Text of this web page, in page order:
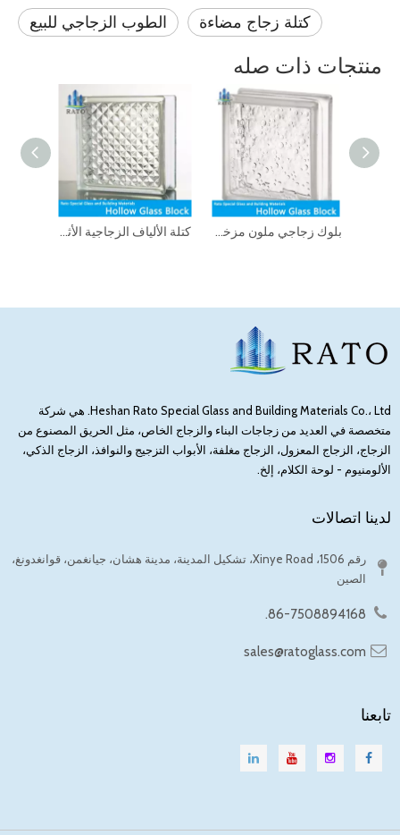
الطوب الزجاجي للبيع كتلة زجاج مضاءة
منتجات ذات صله
كتلة الألياف الزجاجية الأثاث الأنيق فعالة من حيث التكلفة بلوك زجاجي ملون مزخرف بأداء أمان عالي
Heshan Rato Special Glass and Building Materials Co.، Ltd. هي شركة
متخصصة في العديد من زجاجات البناء والزجاج الخاص، مثل الحريق المصنوع من
الزجاج، الزجاج المعزول، الزجاج مغلفة، الأبواب التزجيج والنوافذ، الزجاج الذكي،
الألومنيوم - لوحة الكلام، إلخ.
لدينا اتصالات
رقم 1506، Xinye Road، تشكيل المدينة، مدينة هشان، جيانغمن، قوانغدونغ،
الصين
86-7508894168.
sales@ratoglass.com
تابعنا